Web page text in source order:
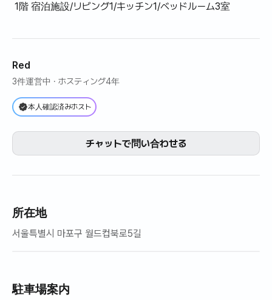
1階 宿泊施設/リビング1/キッチン1/ベッドルーム3室
Red
3件運営中 · ホスティング4年
本人確認済みホスト
チャットで問い合わせる
所在地
서울특별시 마포구 월드컵북로5길
駐車場案内